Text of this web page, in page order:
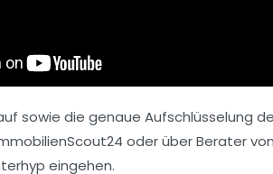
sowie die genaue Aufschlüsselung
oder über Berater
eingehen.